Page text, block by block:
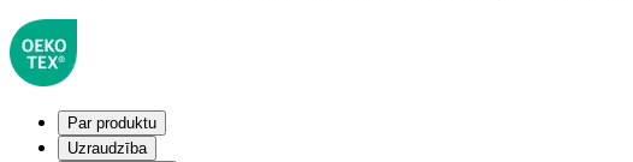
Par produktu
Uzraudzība